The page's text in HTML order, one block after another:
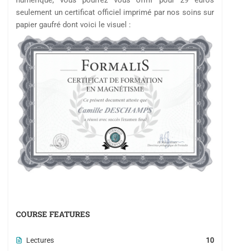
seulement un certificat officiel imprimé par nos soins sur
papier gaufré dont voici le visuel :
COURSE FEATURES
Lectures 10